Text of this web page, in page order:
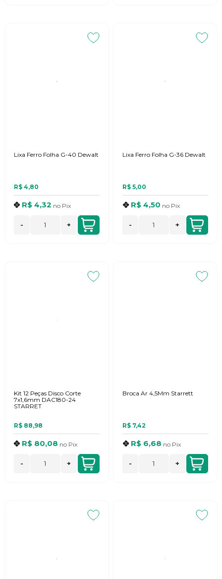
Lixa Ferro Folha G-40 Dewalt
R$ 4,80
R$ 4,32 no Pix
- +
Lixa Ferro Folha G-36 Dewalt
R$ 5,00
R$ 4,50 no Pix
- +
Kit 12 Peças Disco Corte
7x1,6mm DAC180-24
STARRET
R$ 88,98
R$ 80,08 no Pix
- +
Broca Ar 4,5Mm Starrett
R$ 7,42
R$ 6,68 no Pix
- +